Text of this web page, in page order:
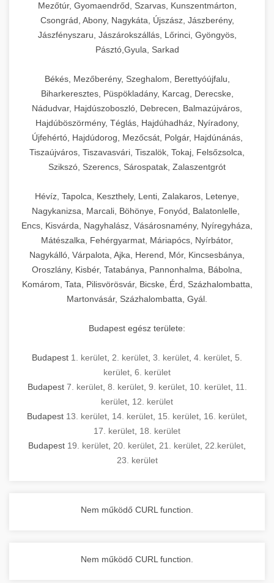
Mezőtúr, Gyomaendrőd, Szarvas, Kunszentmárton,
Csongrád, Abony, Nagykáta, Újszász, Jászberény,
Jászfényszaru, Jászárokszállás, Lőrinci, Gyöngyös,
Pásztó,Gyula, Sarkad
Békés, Mezőberény, Szeghalom, Berettyóújfalu,
Biharkeresztes, Püspökladány, Karcag, Derecske,
Nádudvar, Hajdúszoboszló, Debrecen, Balmazújváros,
Hajdúböszörmény, Téglás, Hajdúhadház, Nyíradony,
Újfehértó, Hajdúdorog, Mezőcsát, Polgár, Hajdúnánás,
Tiszaújváros, Tiszavasvári, Tiszalök, Tokaj, Felsőzsolca,
Szikszó, Szerencs, Sárospatak, Zalaszentgrót
Hévíz, Tapolca, Keszthely, Lenti, Zalakaros, Letenye,
Nagykanizsa, Marcali, Böhönye, Fonyód, Balatonlelle,
Encs, Kisvárda, Nagyhalász, Vásárosnamény, Nyíregyháza,
Mátészalka, Fehérgyarmat, Máriapócs, Nyírbátor,
Nagykálló, Várpalota, Ajka, Herend, Mór, Kincsesbánya,
Oroszlány, Kisbér, Tatabánya, Pannonhalma, Bábolna,
Komárom, Tata, Pilisvörösvár, Bicske, Érd, Százhalombatta,
Martonvásár, Százhalombatta, Gyál.
Budapest egész területe:
Budapest 1. kerület 2. kerület 3. kerület 4. kerület 5.
kerület 6. kerület
Budapest 7. kerület, 8. kerület, 9. kerület, 10. kerület, 11.
kerület 12. kerület
Budapest 13. kerület 14. kerület 15. kerület 16. kerület
17. kerület 18. kerület
Budapest 19. kerület 20. kerület 21. kerület 22.kerület
23. kerület
Nem működő CURL function.
Nem működő CURL function.